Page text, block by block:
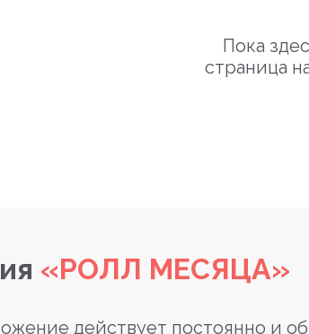
Пока
страница
«РОЛЛ МЕСЯЦА»
действует постоянно и